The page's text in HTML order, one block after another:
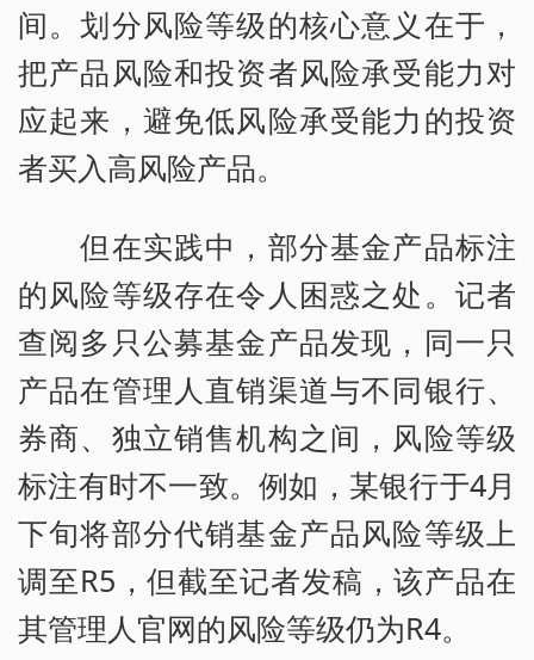
间。划分风险等级的核心意义在于，
把产品风险和投资者风险承受能力对
应起来，避免低风险承受能力的投资
者买入高风险产品。
但在实践中，部分基金产品标注
的风险等级存在令人困惑之处。记者
查阅多只公募基金产品发现，同一只
产品在管理人直销渠道与不同银行、
券商、独立销售机构之间，风险等级
标注有时不一致。例如，某银行于4月
下旬将部分代销基金产品风险等级上
调至R5，但截至记者发稿，该产品在
其管理人官网的风险等级仍为R4。